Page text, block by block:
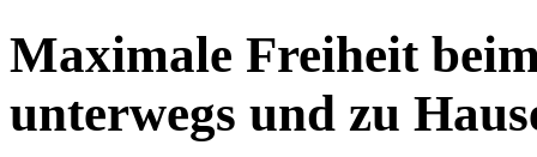
Maximale Freiheit
unterwegs und zu